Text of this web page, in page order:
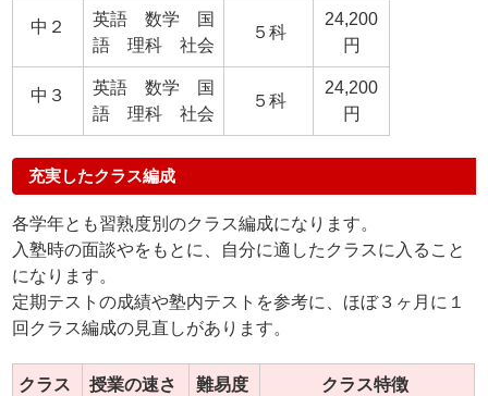
中２
英語 数学 国
語 理科 社会
５科
24,200
円
中３
英語 数学 国
語 理科 社会
５科
24,200
円
充実したクラス編成
各学年とも習熟度別のクラス編成になります。
入塾時の面談やをもとに、自分に適したクラスに入ること
になります。
定期テストの成績や塾内テストを参考に、ほぼ３ヶ月に１
回クラス編成の見直しがあります。
クラス 授業の速さ 難易度 クラス特徴